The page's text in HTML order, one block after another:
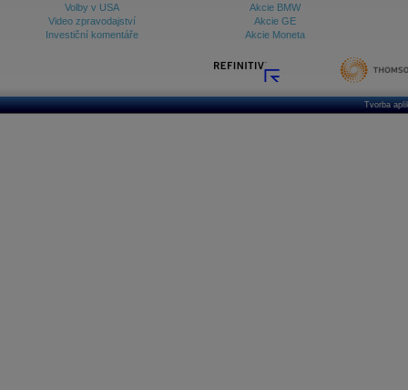
Volby v USA
Video zpravodajství
Investiční komentáře
Akcie BMW
Akcie GE
Akcie Moneta
Tvorba